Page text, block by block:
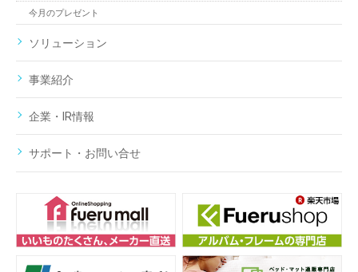
今月のプレゼント
ソリューション
事業紹介
企業・IR情報
サポート・お問い合せ